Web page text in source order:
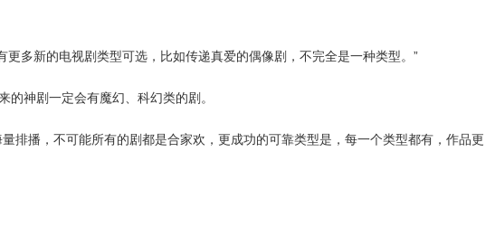
新的电视剧类型可选，比如传递真爱的偶像剧，不完全是一种类型。”
神剧一定会有魔幻、科幻类的剧。
播，不可能所有的剧都是合家欢，更成功的可靠类型是，每一个类型都有，作品更